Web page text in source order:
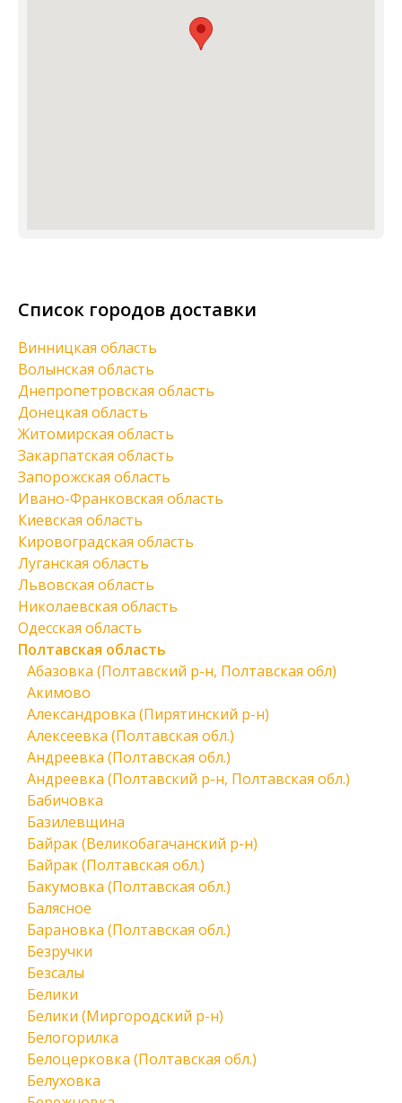
Список городов доставки
Винницкая область
Волынская область
Днепропетровская область
Донецкая область
Житомирская область
Закарпатская область
Запорожская область
Ивано-Франковская область
Киевская область
Кировоградская область
Луганская область
Львовская область
Николаевская область
Одесская область
Полтавская область
Абазовка (Полтавский р-н, Полтавская обл)
Акимово
Александровка (Пирятинский р-н)
Алексеевка (Полтавская обл.)
Андреевка (Полтавская обл.)
Андреевка (Полтавский р-н, Полтавская обл.)
Бабичовка
Базилевщина
Байрак (Великобагачанский р-н)
Байрак (Полтавская обл.)
Бакумовка (Полтавская обл.)
Балясное
Барановка (Полтавская обл.)
Безручки
Безсалы
Белики
Белики (Миргородский р-н)
Белогорилка
Белоцерковка (Полтавская обл.)
Белуховка